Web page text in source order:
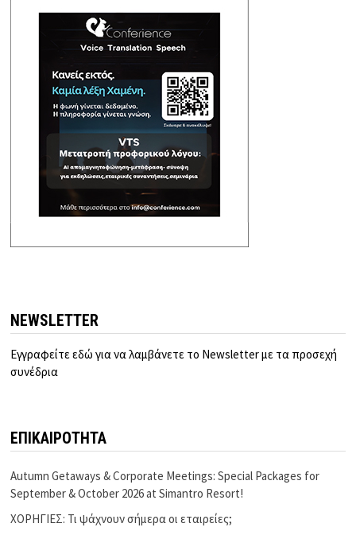
NEWSLETTER
Εγγραφείτε εδώ για να λαμβάνετε το Newsletter με τα προσεχή
συνέδρια
ΕΠΙΚΑΙΡΟΤΗΤΑ
Autumn Getaways & Corporate Meetings: Special Packages for
September & October 2026 at Simantro Resort!
ΧΟΡΗΓΙΕΣ: Τι ψάχνουν σήμερα οι εταιρείες;